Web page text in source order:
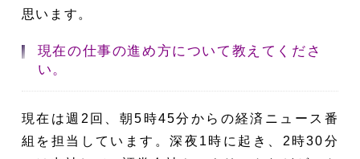
思います。
現在の仕事の進め方について教えてくださ
い。
現在は週2回、朝5時45分からの経済ニュース番
組を担当しています。深夜1時に起き、2時30分